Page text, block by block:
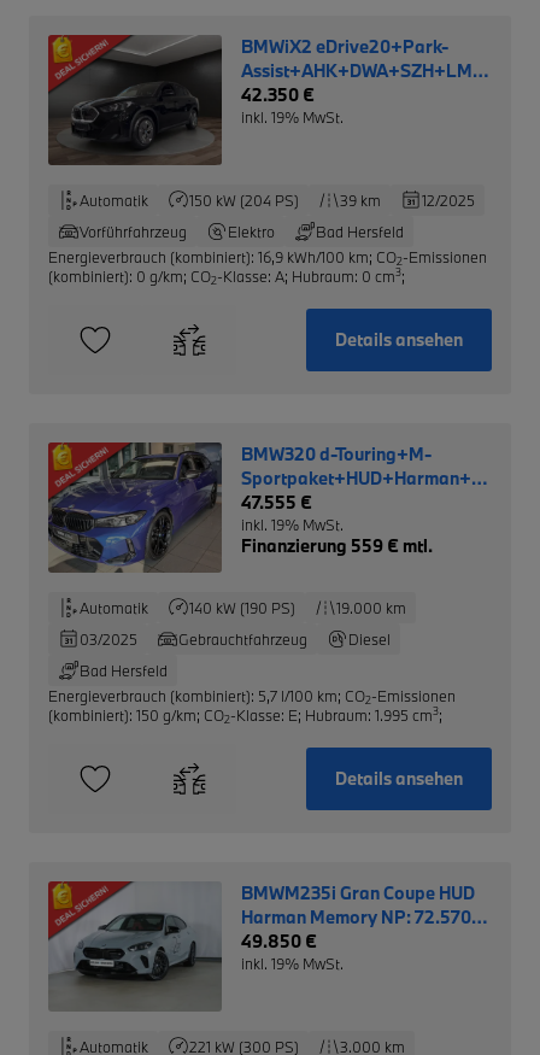
BMWiX2 eDrive20+Park-
Assist+AHK+DWA+SZH+LM
NP: 52.690,- €
42.350 €
inkl. 19% MwSt.
Automatik 150 kW (204 PS) 39 km
12/2025
Vorführfahrzeug
Elektro
Bad Hersfeld
Energieverbrauch (kombiniert): 16,9 kWh/100 km; CO2-Emissionen
(kombiniert): 0 g/km; CO2-Klasse: A; Hubraum: 0 cm3;
Details ansehen
BMW320 d-Touring+M-
Sportpaket+HUD+Harman+LRH
NP: 71.210,-€
47.555 €
inkl. 19% MwSt.
Finanzierung 559 € mtl.
Automatik 140 kW (190 PS)
19.000 km
03/2025
Gebrauchtfahrzeug
Diesel
Bad Hersfeld
Energieverbrauch (kombiniert): 5,7 l/100 km; CO2-Emissionen
(kombiniert): 150 g/km; CO2-Klasse: E; Hubraum: 1.995 cm3;
Details ansehen
BMWM235i Gran Coupe HUD
Harman Memory NP: 72.570,-
EUR
49.850 €
inkl. 19% MwSt.
Automatik 221 kW (300 PS) 3.000 km